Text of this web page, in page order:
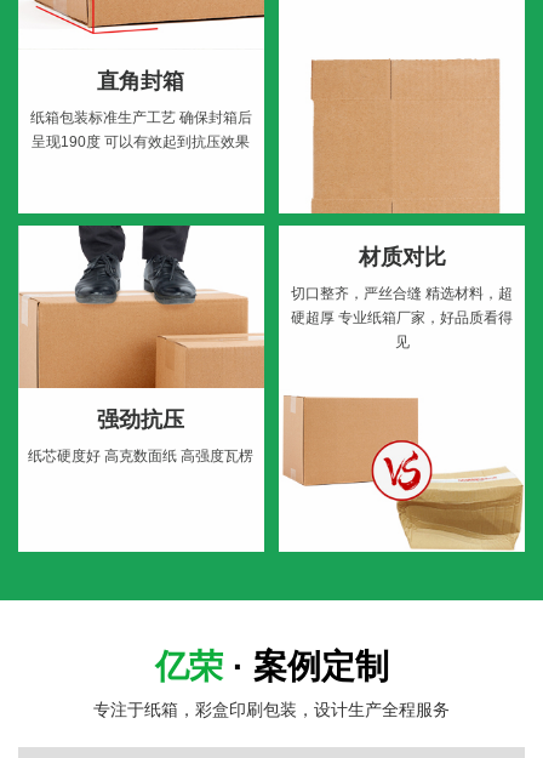
直角封箱
纸箱包装标准生产工艺确保封箱后
呈现190度 可以有效起到抗压效果
强劲抗压
纸芯硬度好 高克数面纸 高强度瓦楞
材质对比
切口整齐，严丝合缝 精选材料，超
硬超厚 专业纸箱厂家，好品质看得
见
亿荣 · 案例定制
专注于纸箱，彩盒印刷包装，设计生产全程服务